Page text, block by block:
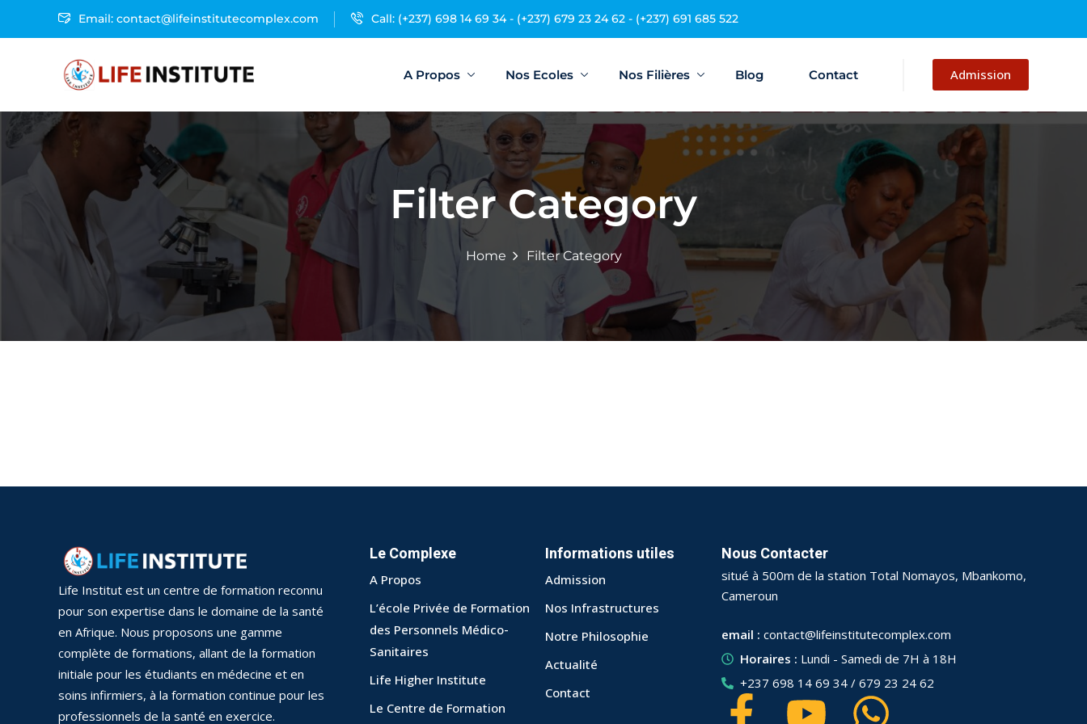
Email: contact@lifeinstitutecomplex.com Call: (+237) 698 14 69 34 - (+237) 679 23 24 62 - (+237) 691 685 522
A Propos Nos Ecoles Nos Filières Blog Contact Admission
Filter Category
Home Filter Category
Life Institut est un centre de formation reconnu
pour son expertise dans le domaine de la santé
en Afrique. Nous proposons une gamme
complète de formations, allant de la formation
initiale pour les étudiants en médecine et en
soins infirmiers, à la formation continue pour les
professionnels de la santé en exercice.
Le Complexe
A Propos
L’école Privée de Formation
des Personnels Médico-
Sanitaires
Life Higher Institute
Le Centre de Formation
Informations utiles
Admission
Nos Infrastructures
Notre Philosophie
Actualité
Contact
Nous Contacter
situé à 500m de la station Total Nomayos, Mbankomo,
Cameroun
email : contact@lifeinstitutecomplex.com
Horaires : Lundi - Samedi de 7H à 18H
+237 698 14 69 34 / 679 23 24 62
Sign in Sign up
Sign in
Don’t have an account? Sign up